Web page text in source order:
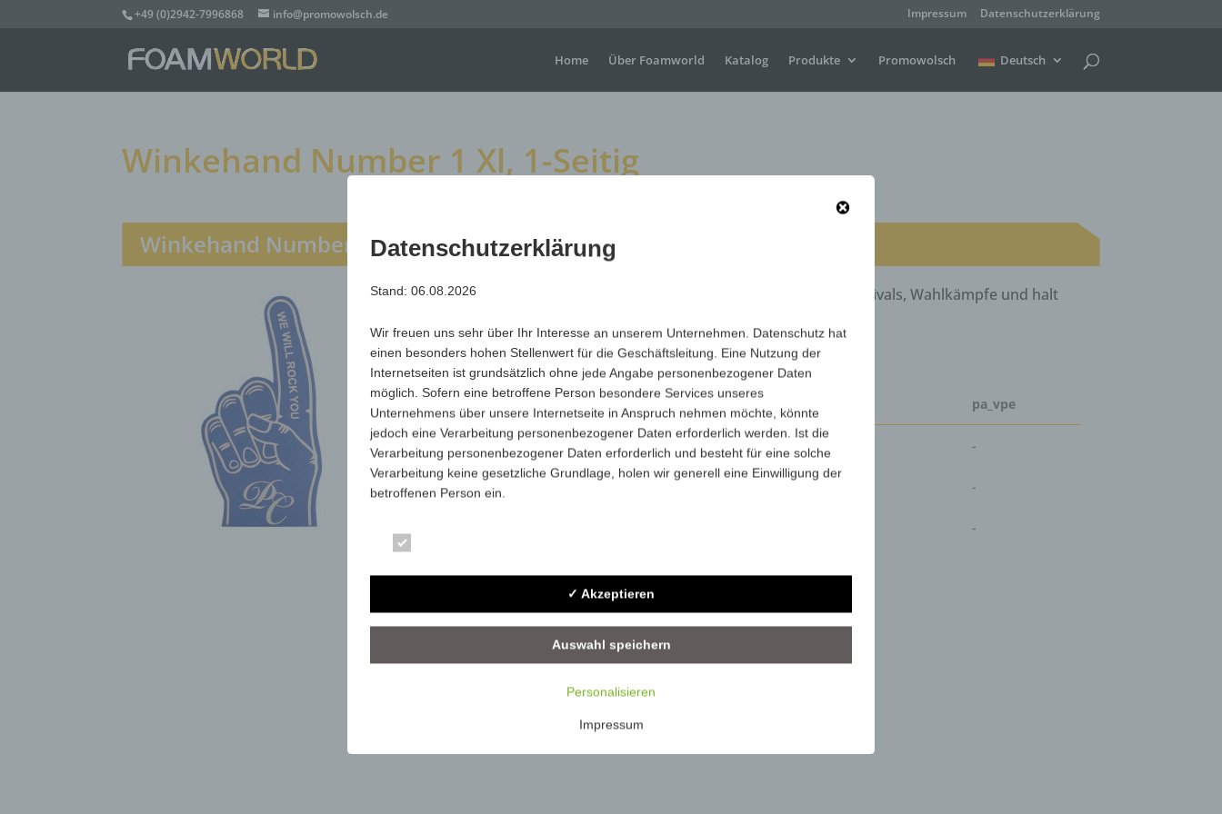
+49 (0)2942-7996868 info@promowolsch.de Impressum Datenschutzerklärung
Home Über Foamworld Katalog Produkte Promowolsch Deutsch
Winkehand Number 1 Xl, 1-Seitig
Winkehand Number 1 Xl, 1-Seitig
Große Winkehandschuhe für Sportveranstaltungen, Konzerte, Festivals, Wahlkämpfe und halt
Maße
H +/- 450 mm x B+/- 240 mm
Material Polyurethan (PUR) offenzellig & flammhemmend
Art.-Nr. Variante Mindestmenge pa_vpe
4208-1-0293U 280 -
4208-1-032U -
-
Datenschutzerklärung
Stand: 06.08.2026
Wir freuen uns sehr über Ihr Interesse an unserem Unternehmen. Datenschutz hat
einen besonders hohen Stellenwert für die Geschäftsleitung. Eine Nutzung der
Internetseiten ist grundsätzlich ohne jede Angabe personenbezogener Daten
möglich. Sofern eine betroffene Person besondere Services unseres
Unternehmens über unsere Internetseite in Anspruch nehmen möchte, könnte
jedoch eine Verarbeitung personenbezogener Daten erforderlich werden. Ist die
Verarbeitung personenbezogener Daten erforderlich und besteht für eine solche
Verarbeitung keine gesetzliche Grundlage, holen wir generell eine Einwilligung der
betroffenen Person ein.
Die Verarbeitung personenbezogener Daten, beispielsweise des Namens, der
Anschrift, E-Mail-Adresse oder Telefonnummer einer betroffenen Person, erfolgt
stets im Einklang mit der Datenschutz-Grundverordnung und in Übereinstimmung
mit den für uns geltenden landesspezifischen Datenschutzbestimmungen. Mittels
dieser Datenschutzerklärung möchte unser Unternehmen die Öffentlichkeit über
personenbezogenen Daten informieren. Ferner werden betroffene Personen mittels
Wir haben als für die Verarbeitung Verantwortlicher zahlreiche technische und
organisatorische Maßnahmen umgesetzt, um einen möglichst lückenlosen Schutz
der über diese Internetseite verarbeiteten personenbezogenen Daten
✓ Akzeptieren
Auswahl speichern
Personalisieren
Impressum